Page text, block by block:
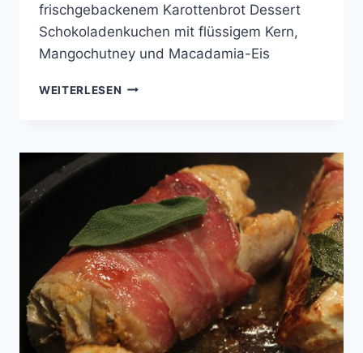
frischgebackenem Karottenbrot Dessert
Schokoladenkuchen mit flüssigem Kern,
Mangochutney und Macadamia-Eis
WEITERLESEN COOKING